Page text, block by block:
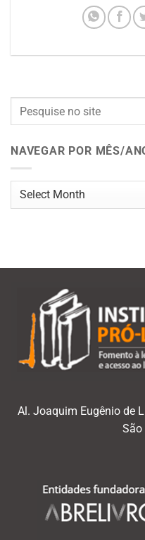
NAVEGAR POR MÊS/
Navegar
Al. Joaquim Eugênio de